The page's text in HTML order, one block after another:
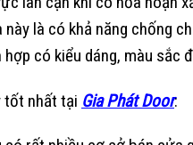
là có khả năng chống
có kiểu dáng, màu sắc
tốt nhất tại Gia Phát Door: